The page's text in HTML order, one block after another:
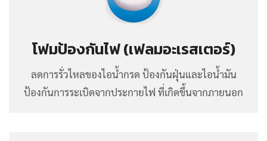
โฟมป้องกันไฟ (เฟลมอะเรสเตอร์)
ลดการรั่วไหลของไอน้ำกรด ป้องกันฝุ่นและไอน้ำมัน
ป้องกันการระเบิดจากประกายไฟ ที่เกิดขึ้นจากภายนอก